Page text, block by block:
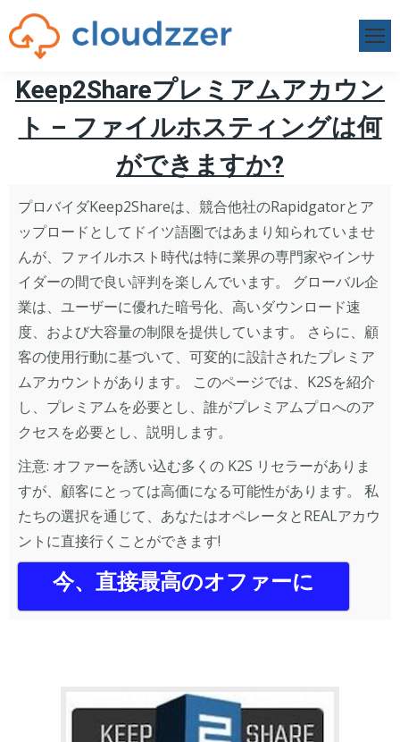
Keep2Shareプレミアムアカウン
ト – ファイルホスティングは何
ができますか?
プロバイダKeep2Shareは、競合他社のRapidgatorとア
ップロードとしてドイツ語圏ではあまり知られていませ
んが、ファイルホスト時代は特に業界の専門家やインサ
イダーの間で良い評判を楽しんでいます。 グローバル企
業は、ユーザーに優れた暗号化、高いダウンロード速
度、および大容量の制限を提供しています。 さらに、顧
客の使用行動に基づいて、可変的に設計されたプレミア
ムアカウントがあります。 このページでは、K2Sを紹介
し、プレミアムを必要とし、誰がプレミアムプロへのア
クセスを必要とし、説明します。
注意: オファーを誘い込む多くの K2S リセラーがありま
すが、顧客にとっては高価になる可能性があります。 私
たちの選択を通じて、あなたはオペレータとREALアカウ
ントに直接行くことができます!
今、直接最高のオファーに